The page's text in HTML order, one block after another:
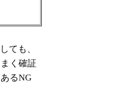
ても、
く確証
るNG